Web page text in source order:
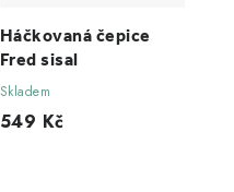
Háčkovaná čepice
Fred sisal
Skladem
549 Kč